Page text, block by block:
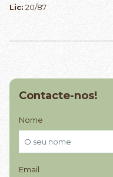
Lic: 20/87
Contacte-nos!
Nome
Email